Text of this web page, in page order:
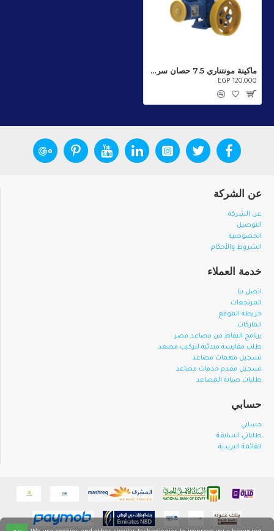
ماكينة مونتناري 7.5 حصان سرعتين بدون كرسي Montanari
EGP 120,000
عن الشركة
عن الشركة
التوصيل
الخصوصية
الشروط والأحكام
خدمة العملاء
اتصل بنا
المرتجعات
خريطة الموقع
الماركات
برنامج النقاط من مصاعد مصر
طلب مقايسة مبدئية لتركيب مصعد
تسجيل مهمات مصاعد
تسجيل مقدم خدمات مصاعد
طلبات صيانة المصاعد
حسابي
حسابي
طلباتي السابقة
القائمة البريدية